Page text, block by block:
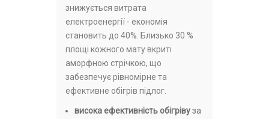
знижується витрата
електроенергії - економія
становить до 40%. Близько 30 %
площі кожного мату вкриті
аморфною стрічкою, що
забезпечує рівномірне та
ефективне обігрів підлог.
висока ефективність обігрівуза